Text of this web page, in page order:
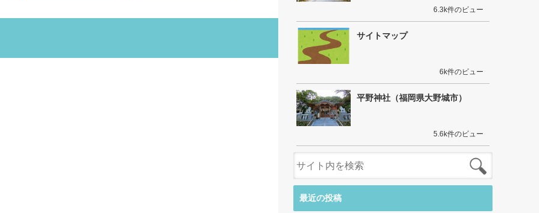
6.3k件のビュー
サイトマップ
6k件のビュー
平野神社（福岡県大野城市）
5.6k件のビュー
最近の投稿